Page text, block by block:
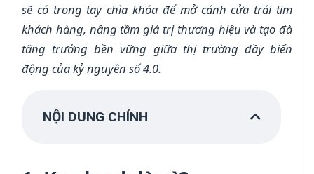
sẽ có trong tay chìa khóa để mở cánh cửa trái tim
khách hàng, nâng tầm giá trị thương hiệu và tạo đà
tăng trưởng bền vững giữa thị trường đầy biến
động của kỷ nguyên số 4.0.
NỘI DUNG CHÍNH